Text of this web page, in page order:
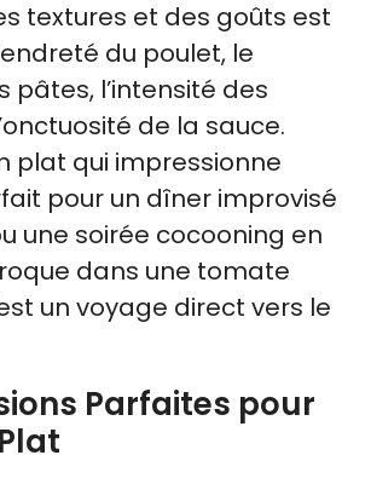
textures et des goûts est
du poulet, le
pâtes, l’intensité des
de la sauce.
plat qui impressionne
pour un dîner improvisé
une soirée cocooning en
dans une tomate
un voyage direct vers le
Parfaites pour